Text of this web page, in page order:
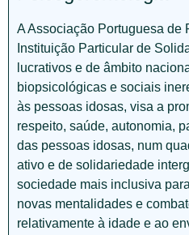
A Associação Portuguesa de
Instituição Particular de
lucrativos e de âmbito
biopsicológicas e sociais
às pessoas idosas, visa a
respeito, saúde, autonomia,
das pessoas idosas, num
ativo e de solidariedade
sociedade mais inclusiva
novas mentalidades e
relativamente à idade e ao